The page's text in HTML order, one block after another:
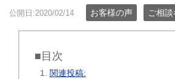
公開日:2020/02/14 お客様の声 ご相
■目次
関連投稿: